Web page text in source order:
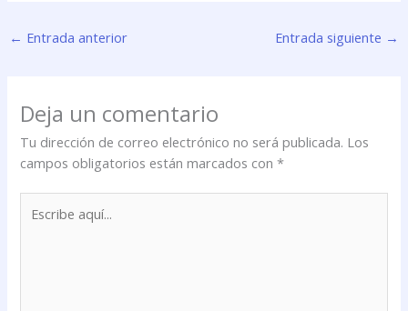
← Entrada anterior Entrada siguiente →
Deja un comentario
Tu dirección de correo electrónico no será publicada. Los
campos obligatorios están marcados con*
aquí...